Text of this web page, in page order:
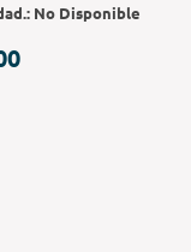
No Disponible